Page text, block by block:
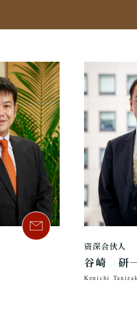
资深合伙人
谷崎 研
Kenichi